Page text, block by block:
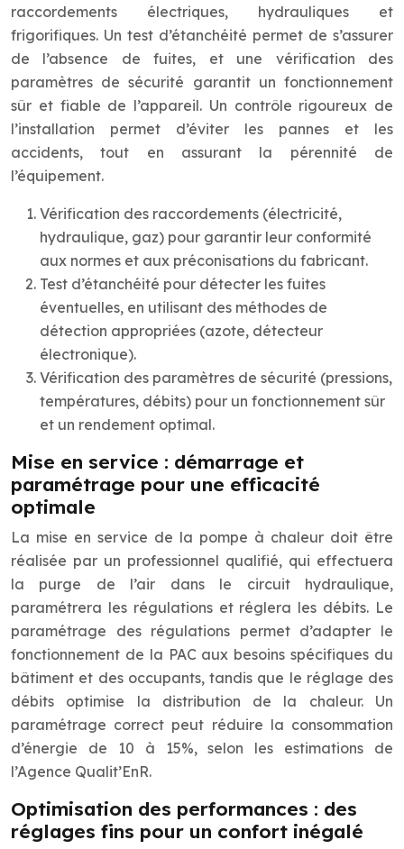
raccordements électriques, hydrauliques et
frigorifiques. Un test d’étanchéité permet de s’assurer
de l’absence de fuites, et une vérification des
paramètres de sécurité garantit un fonctionnement
sûr et fiable de l’appareil. Un contrôle rigoureux de
l’installation permet d’éviter les pannes et les
accidents, tout en assurant la pérennité de
l’équipement.
Vérification des raccordements (électricité,
hydraulique, gaz) pour garantir leur conformité
aux normes et aux préconisations du fabricant.
Test d’étanchéité pour détecter les fuites
éventuelles, en utilisant des méthodes de
détection appropriées (azote, détecteur
électronique).
Vérification des paramètres de sécurité (pressions,
températures, débits) pour un fonctionnement sûr
et un rendement optimal.
Mise en service : démarrage et
paramétrage pour une efficacité
optimale
La mise en service de la pompe à chaleur doit être
réalisée par un professionnel qualifié, qui effectuera
la purge de l’air dans le circuit hydraulique,
paramétrera les régulations et réglera les débits. Le
paramétrage des régulations permet d’adapter le
fonctionnement de la PAC aux besoins spécifiques du
bâtiment et des occupants, tandis que le réglage des
débits optimise la distribution de la chaleur. Un
paramétrage correct peut réduire la consommation
d’énergie de 10 à 15%, selon les estimations de
l’Agence Qualit’EnR.
Optimisation des performances : des
réglages fins pour un confort inégalé